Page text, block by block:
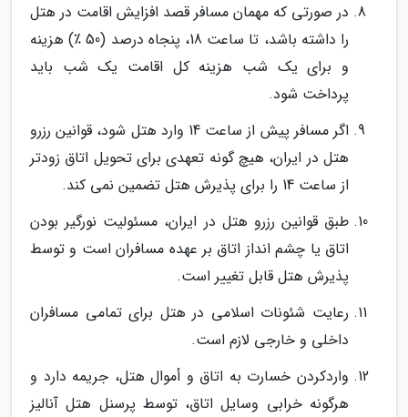
در صورتی که مهمان مسافر قصد افزایش اقامت در هتل
را داشته باشد، تا ساعت 18، پنجاه درصد (50 ٪) هزینه
و برای یک شب هزینه کل اقامت یک شب باید
پرداخت شود.
اگر مسافر پیش از ساعت 14 وارد هتل شود، قوانین رزرو
هتل در ایران، هیچ گونه تعهدی برای تحویل اتاق زودتر
از ساعت 14 را برای پذیرش هتل تضمین نمی کند.
طبق قوانین رزرو هتل در ایران، مسئولیت نورگیر بودن
اتاق یا چشم انداز اتاق بر عهده مسافران است و توسط
پذیرش هتل قابل تغییر است.
رعایت شئونات اسلامی در هتل برای تمامی مسافران
داخلی و خارجی لازم است.
واردکردن خسارت به اتاق و أموال هتل، جریمه دارد و
هرگونه خرابی وسایل اتاق، توسط پرسنل هتل آنالیز